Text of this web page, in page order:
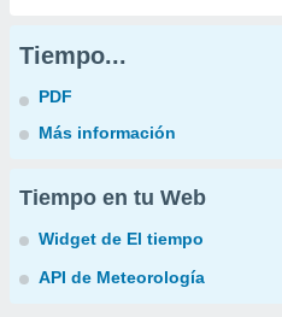
Tiempo...
PDF
Más información
Tiempo en tu Web
Widget de El tiempo
API de Meteorología